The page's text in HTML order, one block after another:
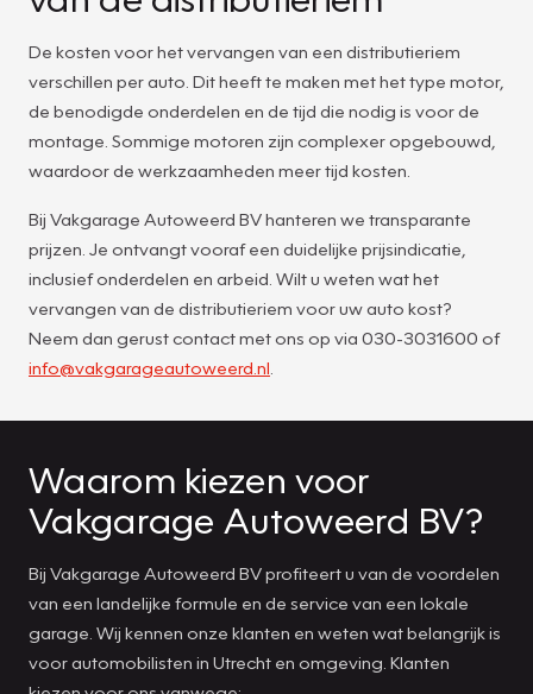
De kosten voor het vervangen van een distributieriem
verschillen per auto. Dit heeft te maken met het type motor,
de benodigde onderdelen en de tijd die nodig is voor de
montage. Sommige motoren zijn complexer opgebouwd,
waardoor de werkzaamheden meer tijd kosten.
Bij Vakgarage Autoweerd BV hanteren we transparante
prijzen. Je ontvangt vooraf een duidelijke prijsindicatie,
inclusief onderdelen en arbeid. Wilt u weten wat het
vervangen van de distributieriem voor uw auto kost?
Neem dan gerust contact met ons op via 030-3031600 of
info@vakgarageautoweerd.nl
Waarom kiezen voor
Vakgarage Autoweerd BV?
Bij Vakgarage Autoweerd BV profiteert u van de voordelen
van een landelijke formule en de service van een lokale
garage. Wij kennen onze klanten en weten wat belangrijk is
voor automobilisten in Utrecht en omgeving. Klanten